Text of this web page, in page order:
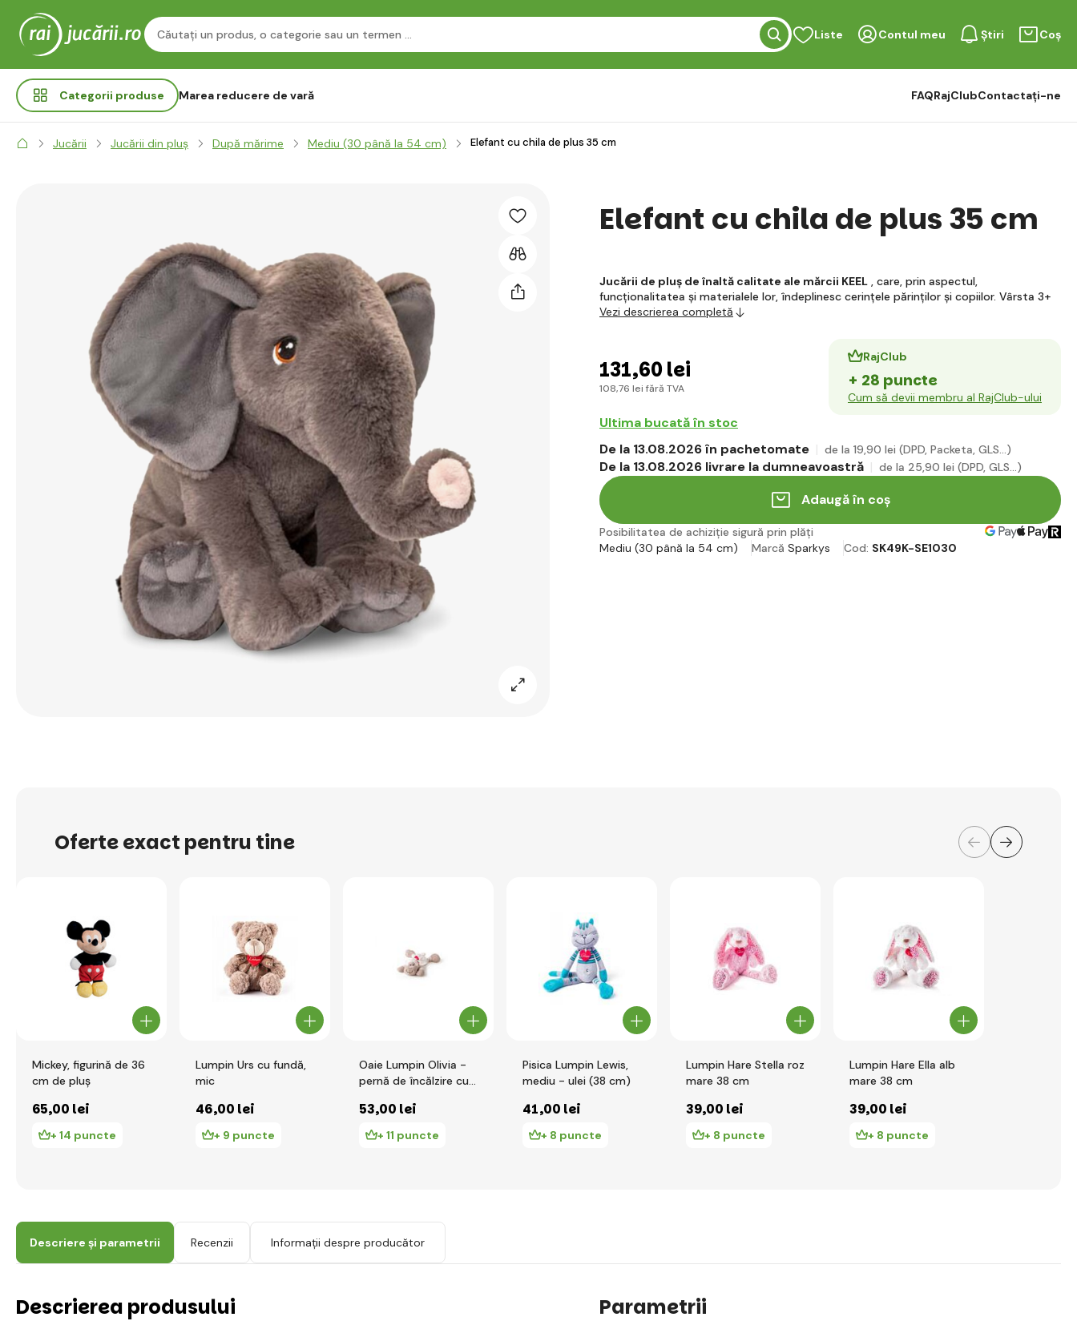
Liste Contul meu Știri Coș
Categorii produse Marea reducere de vară FAQRajClubContactați-ne
Jucării Jucării din pluș După mărime Mediu (30 până la 54 cm) Elefant cu chila de plus 35 cm
Elefant cu chila de plus 35 cm
Jucării de pluș de înaltă calitate ale mărcii KEEL , care, prin aspectul,
funcționalitatea și materialele lor, îndeplinesc cerințele părinților și copiilor. Vârsta 3+
Vezi descrierea completă
131,60 lei
108,76 lei fără TVA
RajClub
+ 28 puncte
Cum să devii membru al RajClub-ului
Ultima bucată în stoc
De la 13.08.2026 în pachetomate
de la 19,90 lei (DPD, Packeta, GLS...)
De la 13.08.2026 livrare la dumneavoastră de la 25,90 lei (DPD, GLS...)
Adaugă în coș
Posibilitatea de achiziție sigură prin plăți
Mediu (30 până la 54 cm)
Marcă Sparkys Cod: SK49K-SE1030
Oferte exact pentru tine
Mickey, figurină de 36
cm de pluș
65,00 lei
+ 14 puncte
Lumpin Urs cu fundă,
mic
46,00 lei
+ 9 puncte
Oaie Lumpin Olivia -
pernă de încălzire cu
53,00 lei
+ 11 puncte
Pisica Lumpin Lewis,
mediu - ulei (38 cm)
41,00 lei
+ 8 puncte
Lumpin Hare Stella roz
mare 38 cm
39,00 lei
+ 8 puncte
Lumpin Hare Ella alb
mare 38 cm
39,00 lei
+ 8 puncte
Descriere și parametrii Recenzii Informații despre producător
Descrierea produsului Parametrii